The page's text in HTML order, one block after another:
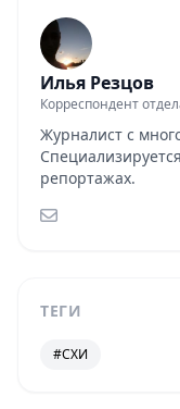
Илья Резцов
Корреспондент
Журналист с
репортажах.
ТЕГИ
#СХИ